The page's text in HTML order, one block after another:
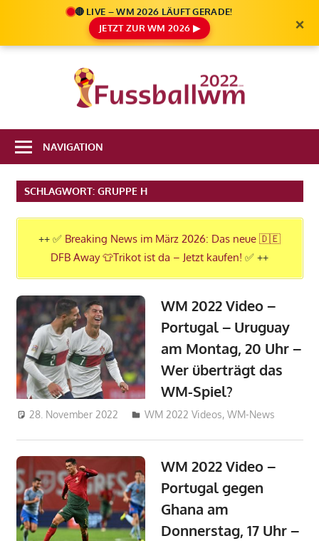
🔴 LIVE – WM 2026 LÄUFT GERADE!
JETZT ZUR WM 2026 ▶
×
2022
Infos
FIFA
Fußball
WM
NAVIGATION
SCHLAGWORT: GRUPPE H
++ ✅ Breaking News im März 2026: Das neue 🇩🇪
DFB Away 👕Trikot ist da – Jetzt kaufen! ✅ ++
WM 2022 Video –
Portugal – Uruguay
am Montag, 20 Uhr –
Wer überträgt das
WM-Spiel?
28. November 2022 admin_wm2022
WM 2022 Videos,WM-News
WM 2022 Video –
Portugal gegen
Ghana am
Donnerstag, 17 Uhr –